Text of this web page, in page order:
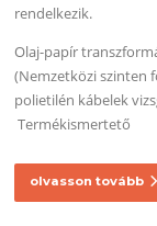
rendelkezik.
Olaj-papír
(Nemzetközi szinten
polietilén kábelek
Termékismertető
olvasson tovább